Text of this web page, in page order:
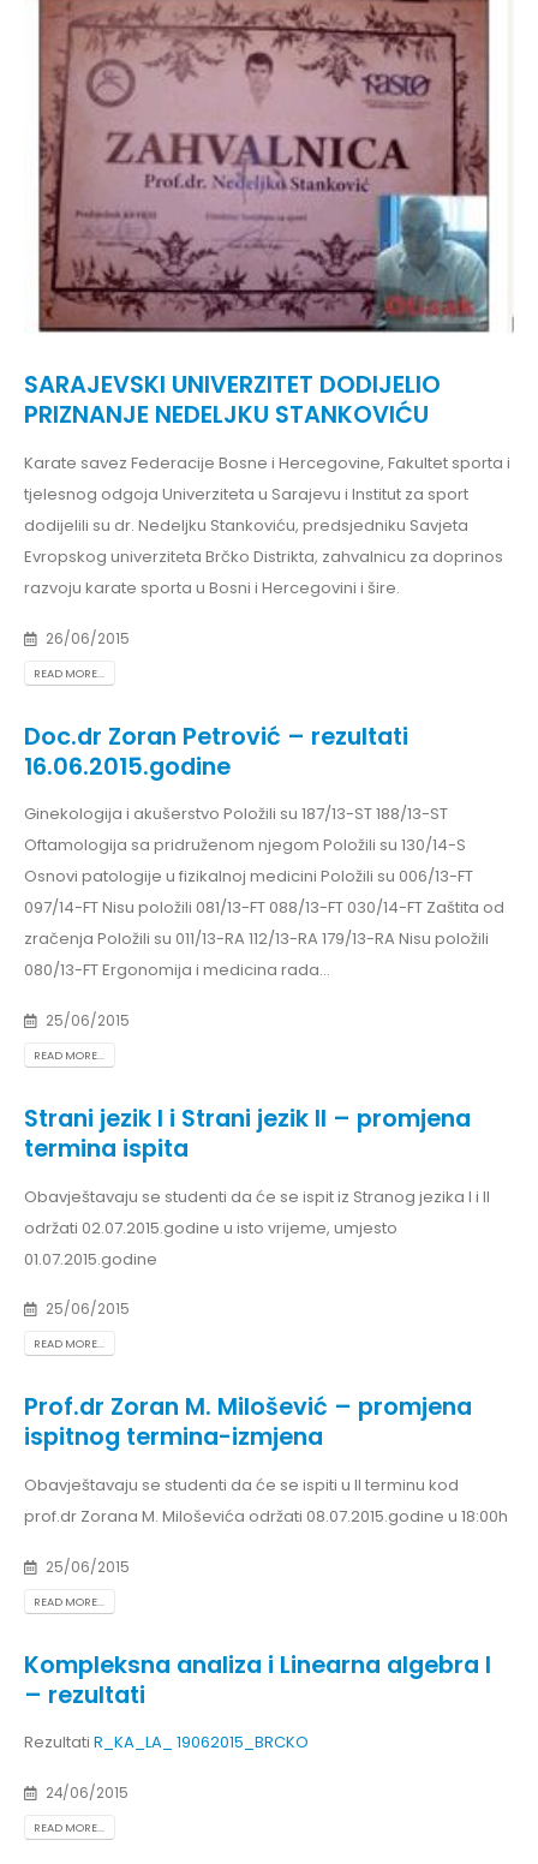
SARAJEVSKI UNIVERZITET DODIJELIO
PRIZNANJE NEDELJKU STANKOVIĆU
Karate savez Federacije Bosne i Hercegovine, Fakultet sporta i
tjelesnog odgoja Univerziteta u Sarajevu i Institut za sport
dodijelili su dr. Nedeljku Stankoviću, predsjedniku Savjeta
Evropskog univerziteta Brčko Distrikta, zahvalnicu za doprinos
razvoju karate sporta u Bosni i Hercegovini i šire.
26/06/2015
READ MORE...
Doc.dr Zoran Petrović – rezultati
16.06.2015.godine
Ginekologija i akušerstvo Položili su 187/13-ST 188/13-ST
Oftamologija sa pridruženom njegom Položili su 130/14-S
Osnovi patologije u fizikalnoj medicini Položili su 006/13-FT
097/14-FT Nisu položili 081/13-FT 088/13-FT 030/14-FT Zaštita od
zračenja Položili su 011/13-RA 112/13-RA 179/13-RA Nisu položili
080/13-FT Ergonomija i medicina rada...
25/06/2015
READ MORE...
Strani jezik I i Strani jezik II – promjena
termina ispita
Obavještavaju se studenti da će se ispit iz Stranog jezika I i II
održati 02.07.2015.godine u isto vrijeme, umjesto
01.07.2015.godine
25/06/2015
READ MORE...
Prof.dr Zoran M. Milošević – promjena
ispitnog termina-izmjena
Obavještavaju se studenti da će se ispiti u II terminu kod
prof.dr Zorana M. Miloševića održati 08.07.2015.godine u 18:00h
25/06/2015
READ MORE...
Kompleksna analiza i Linearna algebra I
– rezultati
Rezultati R_KA_LA_ 19062015_BRCKO
24/06/2015
READ MORE...